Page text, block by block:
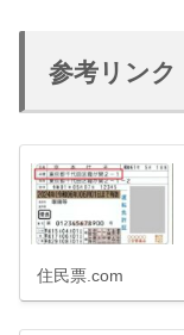
参考リンク
住民票.com